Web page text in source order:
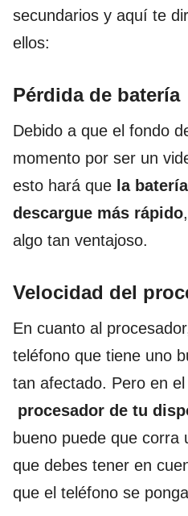
secundarios y aquí te
ellos:
Pérdida de batería
Debido a que el fondo
momento por ser un
esto hará que la
descargue más rápido
algo tan ventajoso.
Velocidad del
En cuanto al
teléfono que tiene uno
tan afectado. Pero en
procesador de tu
bueno puede que
que debes tener en
que el teléfono se